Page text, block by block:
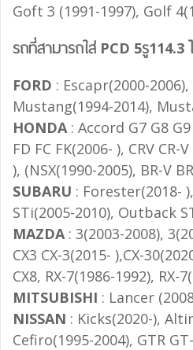
Goft 3 (1991-1997), Golf
รถที่สามารถใส่ PCD 5รู114.3
FORD : Escapr(2000-
Mustang(1994-2014),
HONDA: Accord G7 G8
FD FC FK(2006- ), CRV CR-
), (NSX(1990-2005), BR-V
SUBARU : Forester(2018-
STi(2005-2010), Outback
MAZDA: 3(2003-2008),
CX3 CX-3(2015- ),CX-
CX8, RX-7(1986-1992), RX-
MITSUBISHI : Lancer
NISSAN : Kicks(2020-),
Cefiro(1995-2004), GTR